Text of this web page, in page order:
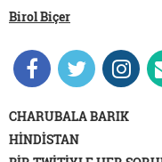
Birol Biçer
CHARUBALA BARIK
HİNDİSTAN